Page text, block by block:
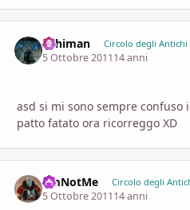
Arhiman Circolo degli Antichi
5 Ottobre 201114 anni
asd si mi sono sempre confuso
patto fatato ora ricorreggo XD
I'mNotMe Circolo degli
5 Ottobre 201114 anni